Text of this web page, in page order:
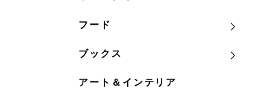
フード
ブックス
アート＆インテリア